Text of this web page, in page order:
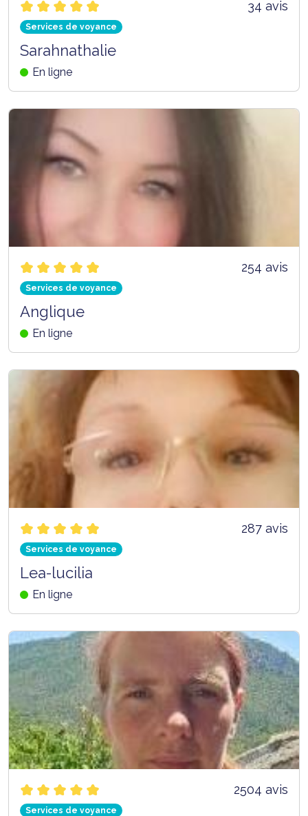
34 avis
Services de voyance
Sarahnathalie
En ligne
254 avis
Services de voyance
Anglique
En ligne
287 avis
Services de voyance
Lea-lucilia
En ligne
2504 avis
Services de voyance